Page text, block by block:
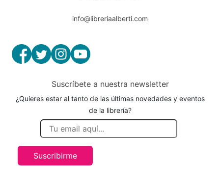
info@libreriaalberti.com
Suscríbete a nuestra newsletter
¿Quieres estar al tanto de las últimas novedades y eventos
de la librería?
Suscribirme